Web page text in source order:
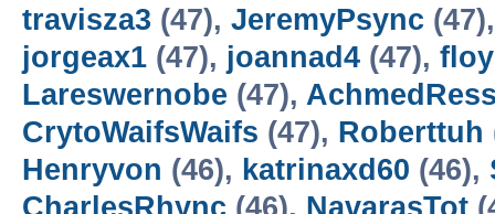
travisza3 (47), JeremyPsync
jorgeax1 (47), joannad4 (47),
Lareswernobe (47),
CrytoWaifsWaifs (47), Roberttuh
Henryvon (46), katrinaxd60 (46),
CharlesRhync (46), NavarasTot